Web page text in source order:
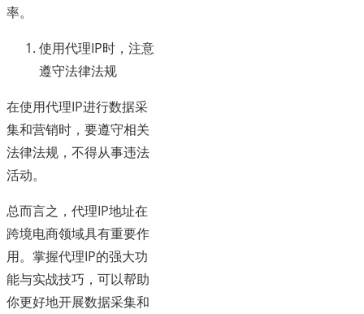
率。
使用代理IP时，注意
遵守法律法规
在使用代理IP进行数据采
集和营销时，要遵守相关
法律法规，不得从事违法
活动。
总而言之，代理IP地址在
跨境电商领域具有重要作
用。掌握代理IP的强大功
能与实战技巧，可以帮助
你更好地开展数据采集和